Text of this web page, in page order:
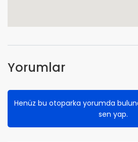
Yorumlar
Henüz bu otoparka yorumda
sen yap.